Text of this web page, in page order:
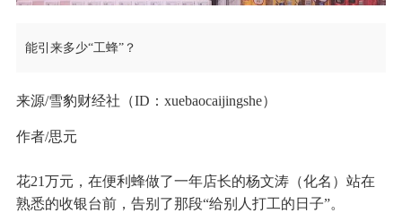
能引来多少“工蜂”？
来源/雪豹财经社（ID：xuebaocaijingshe）
作者/思元
花21万元，在便利蜂做了一年店长的杨文涛（化名）站在
熟悉的收银台前，告别了那段“给别人打工的日子”。